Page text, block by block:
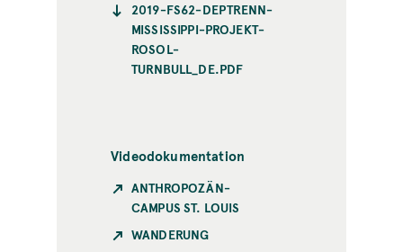
2019-FS62-DEPTRENN-
MISSISSIPPI-PROJEKT-
ROSOL-
TURNBULL_DE.PDF
Videodokumentation
ANTHROPOZÄN-
CAMPUS ST. LOUIS
WANDERUNG